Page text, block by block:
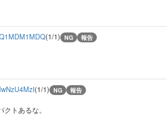
(1/1) NG 報告
IwNzU4MzI(1/1) NG 報告
トあるな。